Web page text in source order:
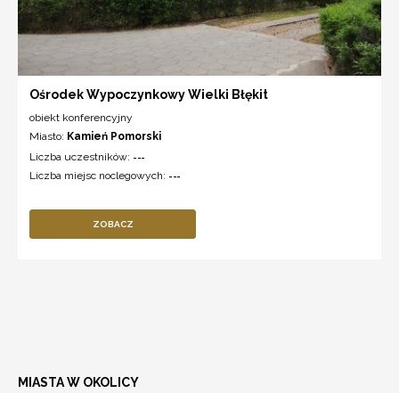
Ośrodek Wypoczynkowy Wielki Błękit
obiekt konferencyjny
Miasto: Kamień Pomorski
Liczba uczestników: ---
Liczba miejsc noclegowych: ---
ZOBACZ
MIASTA W OKOLICY